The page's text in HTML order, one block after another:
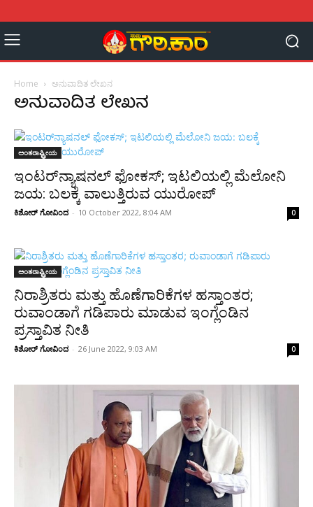
Home ಅನುವಾದಿತ ಲೇಖನ
ಅನುವಾದಿತ ಲೇಖನ
ಅಂತರಾಷ್ಟ್ರೀಯ
ಇಂಟರ್‌ನ್ಯಾಷನಲ್ ಫೋಕಸ್; ಇಟಲಿಯಲ್ಲಿ ಮೆಲೋನಿ
ಜಯ: ಬಲಕ್ಕೆ ವಾಲುತ್ತಿರುವ ಯುರೋಪ್
ಕಿಶೋರ್ ಗೋವಿಂದ - 10 October 2022, 8:04 AM 0
ಅಂತರಾಷ್ಟ್ರೀಯ
ನಿರಾಶ್ರಿತರು ಮತ್ತು ಹೊಣೆಗಾರಿಕೆಗಳ ಹಸ್ತಾಂತರ;
ರುವಾಂಡಾಗೆ ಗಡಿಪಾರು ಮಾಡುವ ಇಂಗ್ಲೆಂಡಿನ
ಪ್ರಸ್ತಾವಿತ ನೀತಿ
ಕಿಶೋರ್ ಗೋವಿಂದ - 26 June 2022, 9:03 AM 0